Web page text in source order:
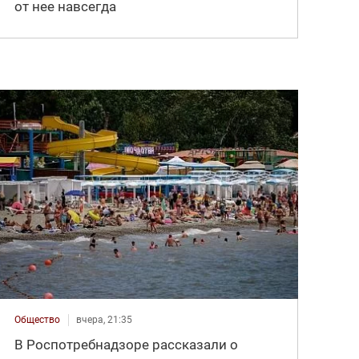
от нее навсегда
Общество вчера, 21:35
В Роспотребнадзоре рассказали о